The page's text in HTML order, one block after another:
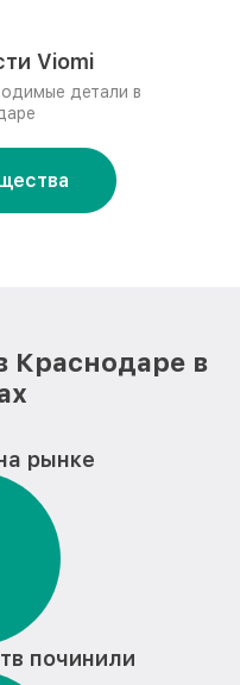
Viomi
детали в
Краснодаре в
рынке
починили